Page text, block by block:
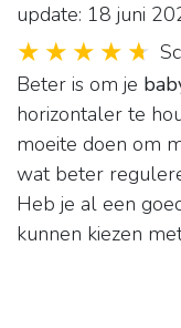
update: 18 juni
Beter is om je
horizontaler te
moeite doen om
wat beter
Heb je al een
kunnen kiezen